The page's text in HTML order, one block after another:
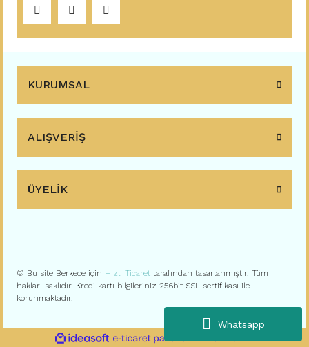
Whatsapp
KURUMSAL
ALIŞVERİŞ
ÜYELİK
© Bu site Berkece için Hızlı Ticaret tarafından tasarlanmıştır. Tüm
hakları saklıdır. Kredi kartı bilgileriniz 256bit SSL sertifikası ile
korunmaktadır.
ideasoft